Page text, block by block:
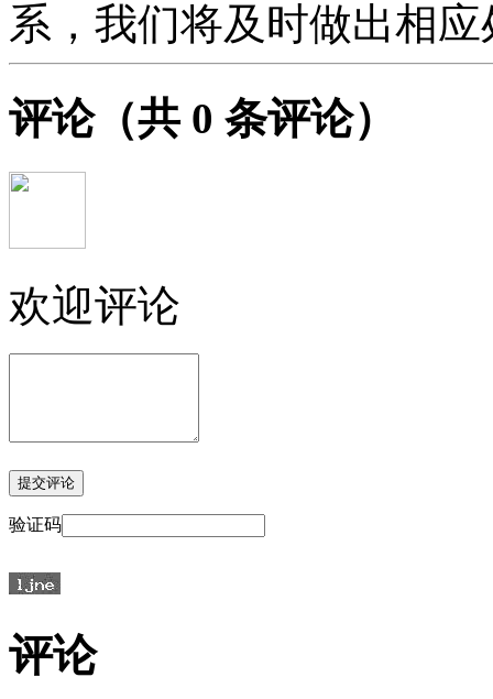
系，我们将及时做出相
评论（共 0 条评论）
欢迎评论
验证码
评论